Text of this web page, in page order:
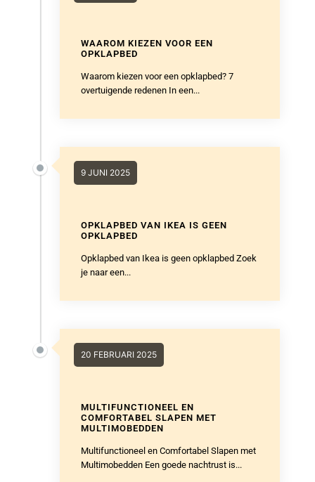
WAAROM KIEZEN VOOR EEN
OPKLAPBED
Waarom kiezen voor een opklapbed? 7
overtuigende redenen In een...
9 JUNI 2025
OPKLAPBED VAN IKEA IS GEEN
OPKLAPBED
Opklapbed van Ikea is geen opklapbed Zoek
je naar een...
20 FEBRUARI 2025
MULTIFUNCTIONEEL EN
COMFORTABEL SLAPEN MET
MULTIMOBEDDEN
Multifunctioneel en Comfortabel Slapen met
Multimobedden Een goede nachtrust is...